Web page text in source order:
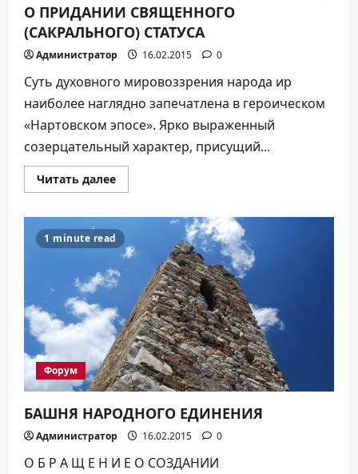
О ПРИДАНИИ СВЯЩЕННОГО
(САКРАЛЬНОГО) СТАТУСА
Администратор 16.02.2015 0
Суть духовного мировоззрения народа ир
наиболее наглядно запечатлена в героическом
«Нартовском эпосе». Ярко выраженный
созерцательный характер, присущий...
Читать далееПрочитать
больше
ПРИДАНИИ
СВЯЩЕННОГО
(САКРАЛЬНОГО)
СТАТУСА
1 minute read
Форум
БАШНЯ НАРОДНОГО ЕДИНЕНИЯ
Администратор 16.02.2015 0
О Б Р А Щ Е Н И Е О СОЗДАНИИ